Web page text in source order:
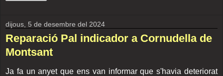
dijous, 5 de desembre del 2024
Reparació Pal indicador a Cornudella de
Montsant
Ja fa un anyet que ens van informar que s'havia deteriorat